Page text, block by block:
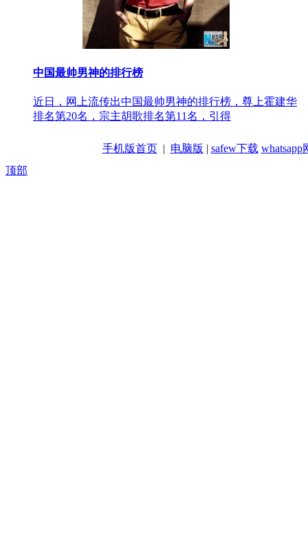
中国最帅男神的排行榜
近日，网上流传出中国最帅男神的排行榜，尊上霍建华
排名第20名，宗主胡歌排名第11名，引得
手机版首页| 电脑版 | safew下载 whatsapp
顶部